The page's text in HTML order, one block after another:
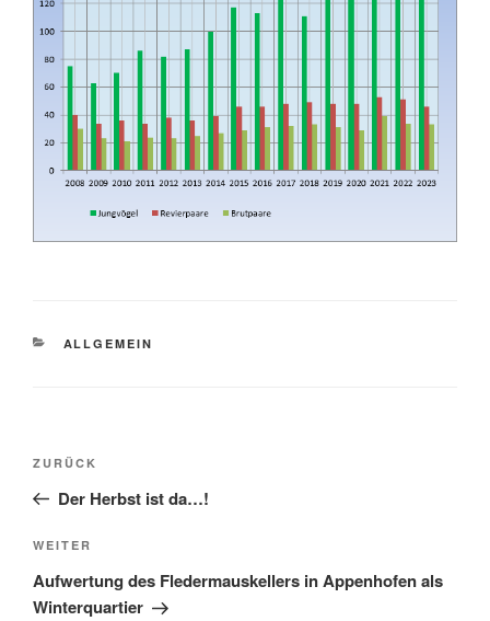
KATEGORIEN
ALLGEMEIN
Beitragsnavigation
Vorheriger
Beitrag
ZURÜCK
Der Herbst ist da…!
Nächster
Beitrag
WEITER
Aufwertung des Fledermauskellers in Appenhofen als
Winterquartier